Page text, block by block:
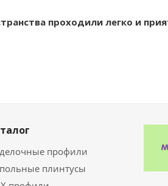
проходили легко и
профили
плинтусы